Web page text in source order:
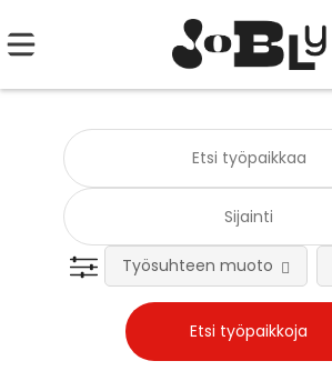
Työsuhteen muoto